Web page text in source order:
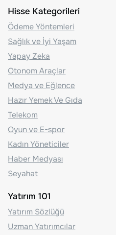
Hisse Kategorileri
Ödeme Yöntemleri
Sağlık ve İyi Yaşam
Yapay Zeka
Otonom Araçlar
Medya ve Eğlence
Hazır Yemek Ve Gıda
Telekom
Oyun ve E-spor
Kadın Yöneticiler
Haber Medyası
Seyahat
Yatırım 101
Yatırım Sözlüğü
Uzman Yatırımcılar